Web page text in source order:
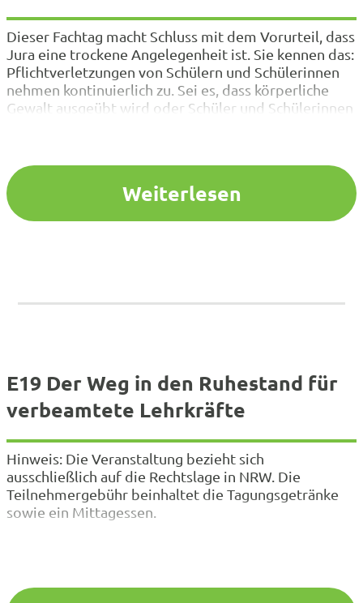
Dieser Fachtag macht Schluss mit dem Vorurteil, dass
Jura eine trockene Angelegenheit ist. Sie kennen das:
Pflichtverletzungen von Schülern und Schülerinnen
nehmen kontinuierlich zu. Sei es, dass körperliche
Gewalt ausgeübt wird oder Schüler und Schülerinnen
juristischen…
Weiterlesen
E19 Der Weg in den Ruhestand für
verbeamtete Lehrkräfte
Hinweis: Die Veranstaltung bezieht sich
ausschließlich auf die Rechtslage in NRW. Die
Teilnehmergebühr beinhaltet die Tagungsgetränke
sowie ein Mittagessen.